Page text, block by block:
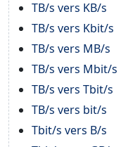
TB/s vers KB/s
TB/s vers Kbit/s
TB/s vers MB/s
TB/s vers Mbit/s
TB/s vers Tbit/s
TB/s vers bit/s
Tbit/s vers B/s